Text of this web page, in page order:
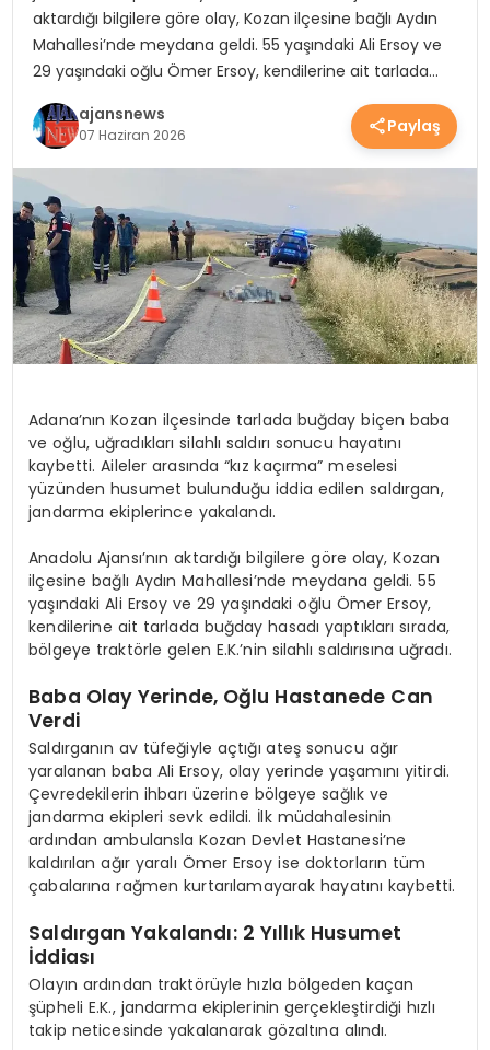
EĞİTİM
GÜNDEM
SAĞLIK
SPOR
aktardığı bilgilere göre olay, Kozan ilçesine bağlı Aydın
Mahallesi’nde meydana geldi. 55 yaşındaki Ali Ersoy ve
29 yaşındaki oğlu Ömer Ersoy, kendilerine ait tarlada…
ajansnews
07 Haziran 2026 Paylaş
Adana’nın Kozan ilçesinde tarlada buğday biçen baba
ve oğlu, uğradıkları silahlı saldırı sonucu hayatını
kaybetti. Aileler arasında “kız kaçırma” meselesi
yüzünden husumet bulunduğu iddia edilen saldırgan,
jandarma ekiplerince yakalandı.
Anadolu Ajansı’nın aktardığı bilgilere göre olay, Kozan
ilçesine bağlı Aydın Mahallesi’nde meydana geldi. 55
yaşındaki Ali Ersoy ve 29 yaşındaki oğlu Ömer Ersoy,
kendilerine ait tarlada buğday hasadı yaptıkları sırada,
bölgeye traktörle gelen E.K.’nin silahlı saldırısına uğradı.
Baba Olay Yerinde, Oğlu Hastanede Can
Verdi
Saldırganın av tüfeğiyle açtığı ateş sonucu ağır
yaralanan baba Ali Ersoy, olay yerinde yaşamını yitirdi.
Çevredekilerin ihbarı üzerine bölgeye sağlık ve
jandarma ekipleri sevk edildi. İlk müdahalesinin
ardından ambulansla Kozan Devlet Hastanesi’ne
kaldırılan ağır yaralı Ömer Ersoy ise doktorların tüm
çabalarına rağmen kurtarılamayarak hayatını kaybetti.
Saldırgan Yakalandı: 2 Yıllık Husumet
İddiası
Olayın ardından traktörüyle hızla bölgeden kaçan
şüpheli E.K., jandarma ekiplerinin gerçekleştirdiği hızlı
takip neticesinde yakalanarak gözaltına alındı.